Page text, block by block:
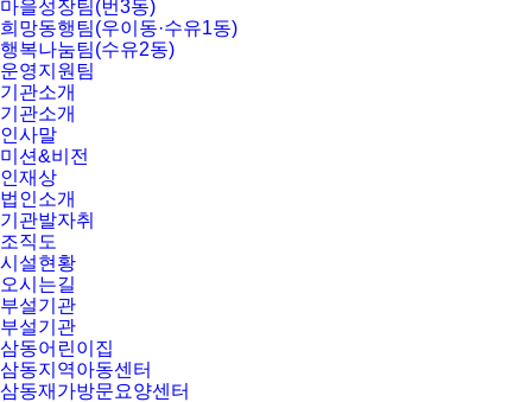
마을성장팀(번3동)
희망동행팀(우이동·수유1동)
행복나눔팀(수유2동)
운영지원팀
기관소개
기관소개
인사말
미션&비전
인재상
법인소개
기관발자취
조직도
시설현황
오시는길
부설기관
부설기관
삼동어린이집
삼동지역아동센터
삼동재가방문요양센터